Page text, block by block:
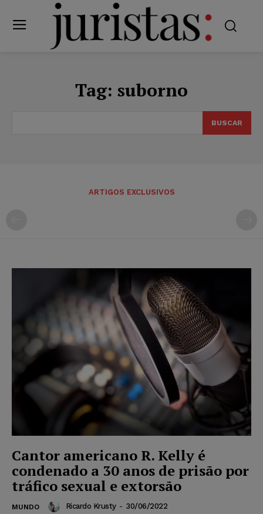
Tag: suborno
BUSCAR
ARTIGOS EXCLUSIVOS
Cantor americano R. Kelly é
condenado a 30 anos de prisão por
tráfico sexual e extorsão
MUNDO Ricardo Krusty - 30/06/2022